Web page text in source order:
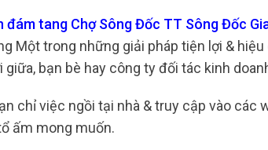
đám tang Chợ Sông Đốc TT Sông Đốc
Một trong những giải pháp tiện lợi &
bạn bè hay công ty đối tác kinh
chỉ việc ngồi tại nhà & truy cập vào các
ấm mong muốn.